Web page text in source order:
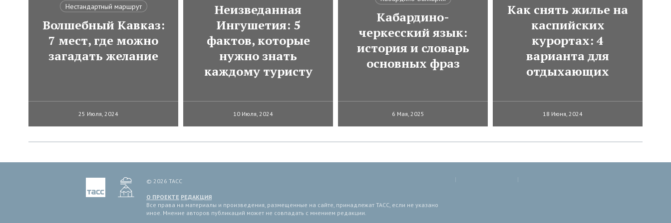
Нестандартный маршрут
Волшебный Кавказ:
7 мест, где можно
загадать желание
25 Июля, 2024
Неизведанная
Ингушетия: 5
фактов, которые
нужно знать
каждому туристу
10 Июля, 2024
Кабардино-
черкесский язык:
история и словарь
основных фраз
6 Мая, 2025
Как снять жилье на
каспийских
курортах: 4
варианта для
отдыхающих
18 Июня, 2024
© 2026 ТАСС
О ПРОЕКТЕ РЕДАКЦИЯ
Все права на материалы и произведения, размещенные на сайте, принадлежат ТАСС, если не указано
иное. Мнение авторов публикаций может не совпадать с мнением редакции.